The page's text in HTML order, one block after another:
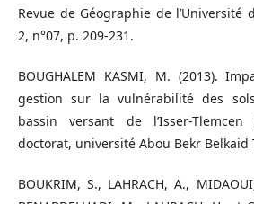
Revue de Géographie de l’Université
2, n°07, p. 209-231.
BOUGHALEM KASMI, M. (2013).
gestion sur la vulnérabilité des
bassin versant de l’Isser-
doctorat, université Abou Bekr Belkaid
BOUKRIM, S., LAHRACH, A.,